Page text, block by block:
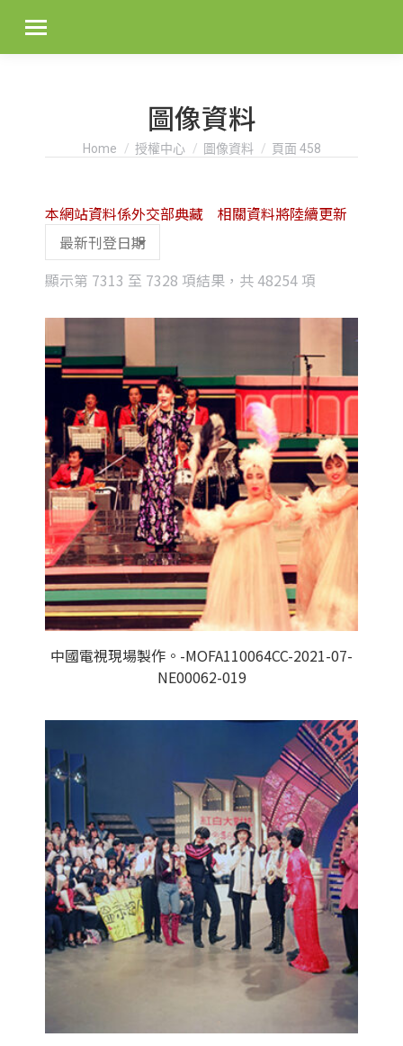
圖像資料
You are here:
Home 授權中心 圖像資料 頁面 458
顯示第 7313 至 7328 項結果，共 48254 項
latest
本網站資料係外交部典藏 相關資料將陸續更新
中國電視現場製作。-MOFA110064CC-2021-07-
NE00062-019